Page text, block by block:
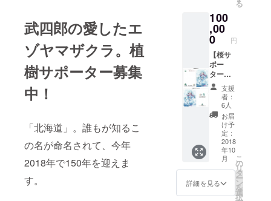
武四郎の愛したエ
ゾヤマザクラ。植
樹サポーター募集
中！
「北海道」。誰もが知るこ
の名が命名されて、今年
2018年で150年を迎えま
す。
３日
（土）
１
１：０
０～１
５：０
０（お
好きな
時間に
お越し
くださ
い）
場所：
道立自
然公園
野幌森
林公園
（北海
記念植
樹会に
優先参
加（希
望者の
み、先
着８０
組
（※））
・公
園内に
設置す
る記念
プレー
トに氏
名掲載
（希望
者の
雪ミク
＆えこ
之助」
絵はが
き（１
セット
３枚）
・特
製「北
海道１
５０年
雪ミク
＆えこ
之助」
クリア
ファイ
ル（１
枚）
・１
る
100
,00
0 円
【桜サ
ポー
ター】
・お
礼状
・
ホーム
ページ
に氏名
掲載
（希望
者の
み）
・特
製「北
支援
者：
6人
お届
け予
定：
2018
年10
月
詳細を見る
こ
の
リ
タ
ー
ン
を
選
択